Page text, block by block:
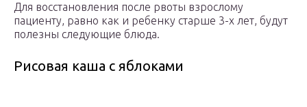
Для восстановления после рвоты взрослому
пациенту, равно как и ребенку старше 3-х лет, будут
полезны следующие блюда.
Рисовая каша с яблоками